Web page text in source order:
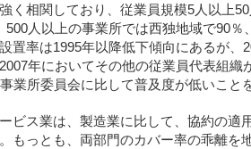
く相関しており、従業員規模5人以上
500人以上の事業所では西独地域で90
置率は1995年以降低下傾向にあるが、
年においてその他の従業員代表組
業所委員会に比して普及度が低いこと
ビス業は、製造業に比して、協約の適
もっとも、両部門のカバー率の乖離を